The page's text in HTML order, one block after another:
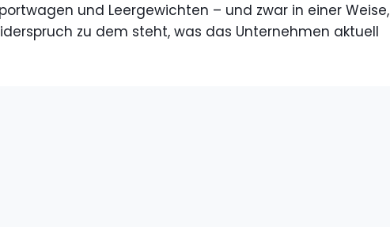
und Leergewichten – und zwar in einer Weise,
zu dem steht, was das Unternehmen aktuell